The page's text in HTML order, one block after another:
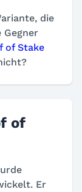
die
of Stake
of
Er